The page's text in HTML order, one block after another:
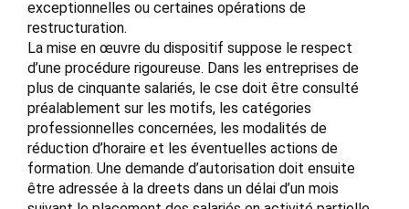
exceptionnelles ou certaines opérations de
restructuration.
La mise en œuvre du dispositif suppose le respect
d’une procédure rigoureuse. Dans les entreprises de
plus de cinquante salariés, le cse doit être consulté
préalablement sur les motifs, les catégories
professionnelles concernées, les modalités de
réduction d’horaire et les éventuelles actions de
formation. Une demande d’autorisation doit ensuite
être adressée à la dreets dans un délai d’un mois